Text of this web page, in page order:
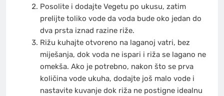
Posolite i dodajte Vegetu po ukusu, zatim
prelijte toliko vode da voda bude oko jedan do
dva prsta iznad razine riže.
Rižu kuhajte otvoreno na laganoj vatri, bez
miješanja, dok voda ne ispari i riža se lagano ne
omekša. Ako je potrebno, nakon što se prva
količina vode ukuha, dodajte još malo vode i
nastavite kuvanje dok riža ne postigne idealnu